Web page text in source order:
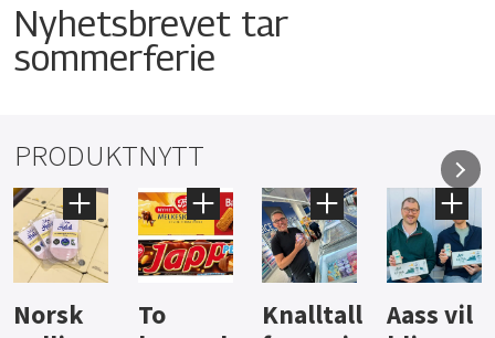
Nyhetsbrevet tar
sommerferie
PRODUKTNYTT
Knalltall
Aass vil
Brus og
Hard